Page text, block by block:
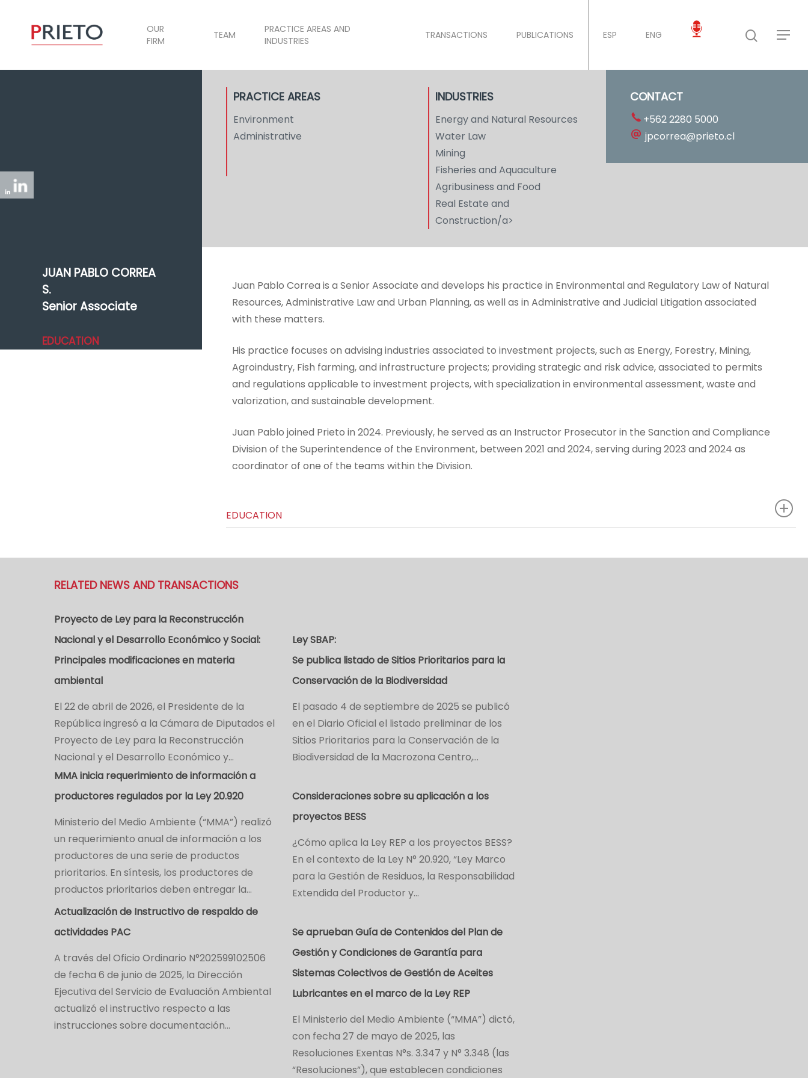
OUR
FIRM
TEAM
PRACTICE AREAS AND
INDUSTRIES
TRANSACTIONS PUBLICATIONS ESP ENG
JUAN PABLO CORREA
S.
Senior Associate
EDUCATION
PRACTICE AREAS
Environment
Administrative
INDUSTRIES
Energy and Natural Resources
Water Law
Mining
Fisheries and Aquaculture
Agribusiness and Food
Real Estate and
Construction/a>
CONTACT
+562 2280 5000
jpcorrea@prieto.cl
Juan Pablo Correa is a Senior Associate and develops his practice in Environmental and Regulatory Law of Natural
Resources, Administrative Law and Urban Planning, as well as in Administrative and Judicial Litigation associated
with these matters.
His practice focuses on advising industries associated to investment projects, such as Energy, Forestry, Mining,
Agroindustry, Fish farming, and infrastructure projects; providing strategic and risk advice, associated to permits
and regulations applicable to investment projects, with specialization in environmental assessment, waste and
valorization, and sustainable development.
Juan Pablo joined Prieto in 2024. Previously, he served as an Instructor Prosecutor in the Sanction and Compliance
Division of the Superintendence of the Environment, between 2021 and 2024, serving during 2023 and 2024 as
coordinator of one of the teams within the Division.
EDUCATION
RELATED NEWS AND TRANSACTIONS
Proyecto de Ley para la Reconstrucción
Nacional y el Desarrollo Económico y Social:
Principales modificaciones en materia
ambiental
El 22 de abril de 2026, el Presidente de la
República ingresó a la Cámara de Diputados el
Proyecto de Ley para la Reconstrucción
Nacional y el Desarrollo Económico y…
Ley SBAP:
Se publica listado de Sitios Prioritarios para la
Conservación de la Biodiversidad
El pasado 4 de septiembre de 2025 se publicó
en el Diario Oficial el listado preliminar de los
Sitios Prioritarios para la Conservación de la
Biodiversidad de la Macrozona Centro,…
MMA inicia requerimiento de información a
productores regulados por la Ley 20.920
Ministerio del Medio Ambiente (“MMA”) realizó
un requerimiento anual de información a los
productores de una serie de productos
prioritarios. En síntesis, los productores de
productos prioritarios deben entregar la…
Consideraciones sobre su aplicación a los
proyectos BESS
¿Cómo aplica la Ley REP a los proyectos BESS?
En el contexto de la Ley N° 20.920, “Ley Marco
para la Gestión de Residuos, la Responsabilidad
Extendida del Productor y…
Actualización de Instructivo de respaldo de
actividades PAC
A través del Oficio Ordinario N°202599102506
de fecha 6 de junio de 2025, la Dirección
Ejecutiva del Servicio de Evaluación Ambiental
actualizó el instructivo respecto a las
instrucciones sobre documentación…
Se aprueban Guía de Contenidos del Plan de
Gestión y Condiciones de Garantía para
Sistemas Colectivos de Gestión de Aceites
Lubricantes en el marco de la Ley REP
El Ministerio del Medio Ambiente (“MMA”) dictó,
con fecha 27 de mayo de 2025, las
Resoluciones Exentas N°s. 3.347 y N° 3.348 (las
“Resoluciones”), que establecen condiciones